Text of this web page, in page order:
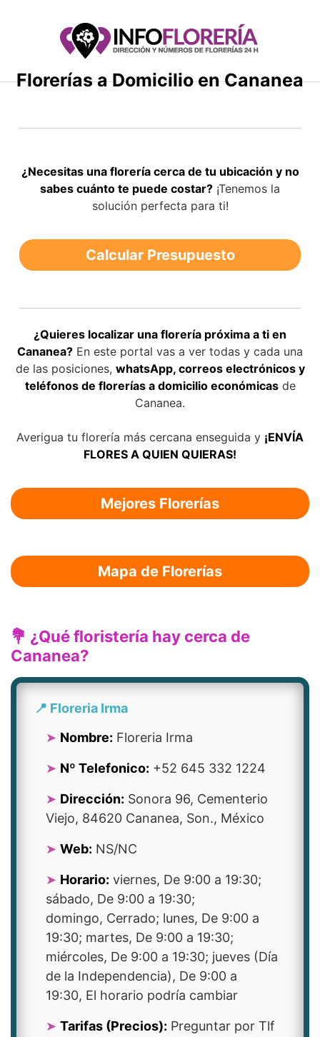
Florerías a Domicilio en Cananea
¿Necesitas una florería cerca de tu ubicación y no
sabes cuánto te puede costar? ¡Tenemos la
solución perfecta para ti!
Calcular Presupuesto
¿Quieres localizar una florería próxima a ti en
Cananea? En este portal vas a ver todas y cada una
de las posiciones, whatsApp, correos electrónicos y
teléfonos de florerías a domicilio económicasde
Cananea.
Averigua tu florería más cercana enseguida y ¡ENVÍA
FLORES A QUIEN QUIERAS!
Mejores Florerías
Mapa de Florerías
💐 ¿Qué floristería hay cerca de
Cananea?
📍 Floreria Irma
Nombre: Floreria Irma
Nº Telefonico: +52 645 332 1224
Dirección: Sonora 96, Cementerio
Viejo, 84620 Cananea, Son., México
Web: NS/NC
Horario: viernes, De 9:00 a 19:30;
sábado, De 9:00 a 19:30;
domingo, Cerrado; lunes, De 9:00 a
19:30; martes, De 9:00 a 19:30;
miércoles, De 9:00 a 19:30; jueves (Día
de la Independencia), De 9:00 a
19:30, El horario podría cambiar
Tarifas (Precios): Preguntar por Tlf